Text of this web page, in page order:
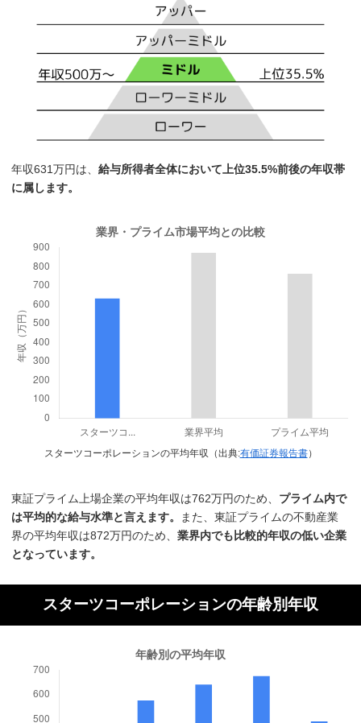
年収631万円は、給与所得者全体において上位35.5%前後の年収帯
に属します。
スターツコーポレーションの平均年収（出典:有価証券報告書）
東証プライム上場企業の平均年収は762万円のため、 プライム内で
は平均的な給与水準と言えます。
また、東証プライムの不動産業
界の平均年収は872万円のため、業界内でも比較的年収の低い企業
となっています。
スターツコーポレーションの年齢別年収